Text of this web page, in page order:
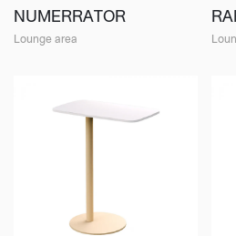
NUMERRATOR
Lounge area